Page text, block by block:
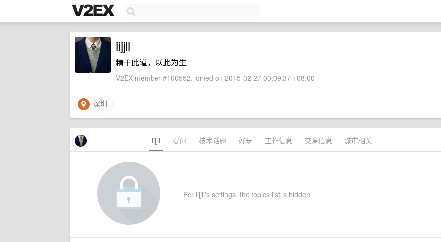
iijjll
精于此道，以此为生
V2EX member #100552, joined on 2015-02-27 00:09:37 +08:00
深圳
iijjll 提问 技术话题 好玩 工作信息 交易信息 城市相关
Per iijjll's settings, the topics list is hidden